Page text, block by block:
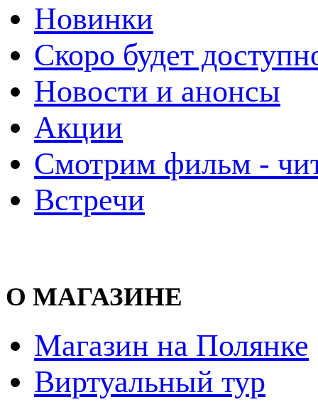
Новинки
Скоро будет
Новости и анонсы
Акции
Смотрим фильм -
Встречи
О МАГАЗИНЕ
Магазин на Полянке
Виртуальный тур